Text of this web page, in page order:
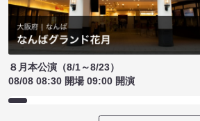
８月本公演（8/1～8/23）
08/08 08:30 開場 09:00 開演